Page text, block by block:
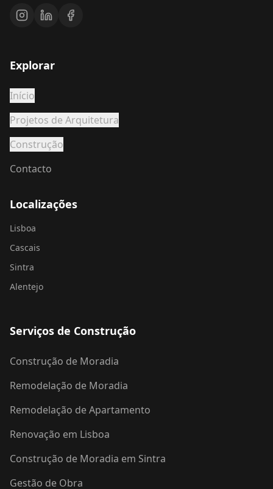
Explorar
Início
Projetos de Arquitetura
Construção
Contacto
Localizações
Lisboa
Cascais
Sintra
Alentejo
Serviços de Construção
Construção de Moradia
Remodelação de Moradia
Remodelação de Apartamento
Renovação em Lisboa
Construção de Moradia em Sintra
Gestão de Obra